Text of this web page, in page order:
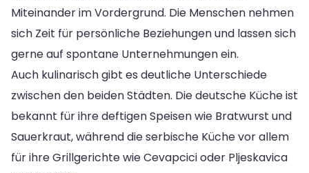
Miteinander im Vordergrund. Die Menschen nehmen
sich Zeit für persönliche Beziehungen und lassen sich
gerne auf spontane Unternehmungen ein.
Auch kulinarisch gibt es deutliche Unterschiede
zwischen den beiden Städten. Die deutsche Küche ist
bekannt für ihre deftigen Speisen wie Bratwurst und
Sauerkraut, während die serbische Küche vor allem
für ihre Grillgerichte wie Cevapcici oder Pljeskavica